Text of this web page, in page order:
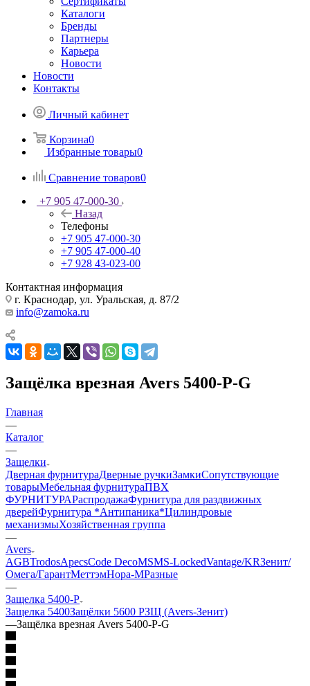
Каталоги
Бренды
Партнеры
Карьера
Новости
Новости
Контакты
Личный кабинет
Корзина0
Избранные товары0
Сравнение товаров0
+7 905 47-000-30
Назад
Телефоны
+7 905 47-000-30
+7 905 47-000-40
+7 928 43-023-00
Контактная информация
г. Краснодар, ул. Уральская, д. 87/2
info@zamoka.ru
Защёлка врезная Avers 5400-P-G
Главная
—
Каталог
—
Защелки
Дверная фурнитураДверные ручкиЗамкиСопутствующие
товарыМебельная фурнитураПВХ
ФУРНИТУРАРаспродажаФурнитура для раздвижных
дверейФурнитура *Антипаника*Цилиндровые
механизмыХозяйственная группа
—
Avers
AGBTrodosApecsCode DecoMSMS-LockedVantage/KRЗенит/
Омега/ГарантМеттэмНора-МРазные
—
Защелка 5400-P
Защелка 5400Защёлки 5600 PЗЩ (Avers-Зенит)
—Защёлка врезная Avers 5400-P-G